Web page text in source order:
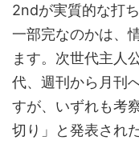
2ndが実質的な打
一部完なのかは、
ます。次世代主人
代、週刊から月刊
すが、いずれも考
切り」と発表され